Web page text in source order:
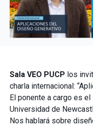
Sala VEO PUCP los
charla internacional:
El ponente a cargo es
Universidad de
Nos hablará sobre